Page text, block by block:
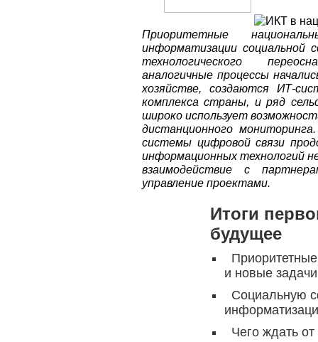
Приоритетные
информатизации социальной
технологического
аналогичные процессы
хозяйстве, создаются ИТ-
комплекса страны, и ряд
широко использует
дистанционного
системы цифровой связи
информационных технологий
взаимодействие с
управление проектами.
Итоги
будущее
и новые задачи
Социальную
Чего ждать